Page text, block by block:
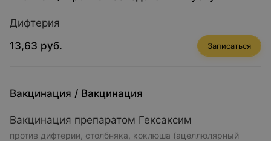
Дифтерия
13,63 руб.
Записаться
Вакцинация / Вакцинация
Вакцинация препаратом Гексаксим
против дифтерии, столбняка, коклюша (ацеллюлярный